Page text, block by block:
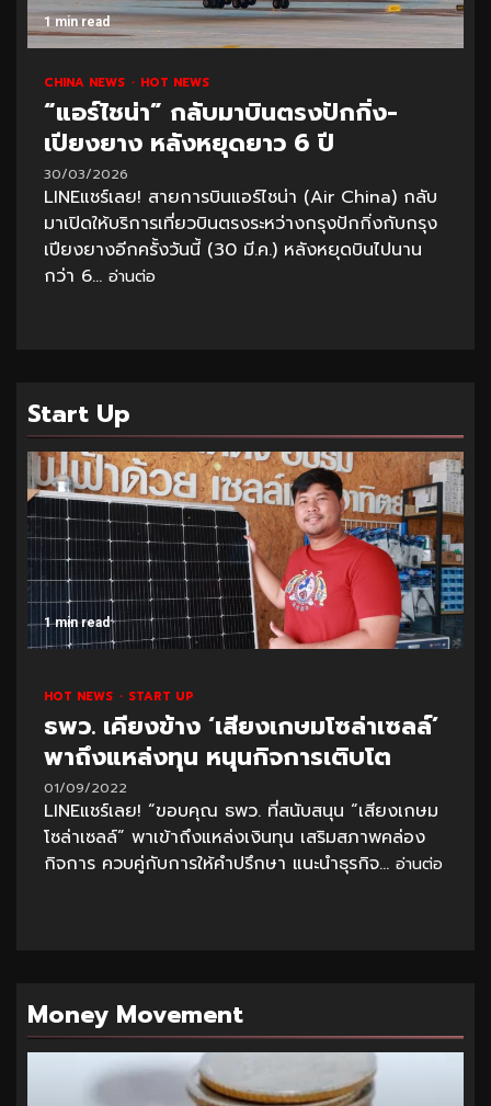
1 min read
CHINA NEWS HOT NEWS
“แอร์ไชน่า” กลับมาบินตรงปักกิ่ง-
เปียงยาง หลังหยุดยาว 6 ปี
30/03/2026
LINEแชร์เลย! สายการบินแอร์ไชน่า (Air China) กลับ
มาเปิดให้บริการเที่ยวบินตรงระหว่างกรุงปักกิ่งกับกรุง
เปียงยางอีกครั้งวันนี้ (30 มี.ค.) หลังหยุดบินไปนาน
กว่า 6... อ่านต่อ
Start Up
1 min read
HOT NEWS START UP
ธพว. เคียงข้าง ‘เสียงเกษมโซล่าเซลล์’
พาถึงแหล่งทุน หนุนกิจการเติบโต
01/09/2022
LINEแชร์เลย! “ขอบคุณ ธพว. ที่สนับสนุน “เสียงเกษม
โซล่าเซลล์” พาเข้าถึงแหล่งเงินทุน เสริมสภาพคล่อง
กิจการ ควบคู่กับการให้คำปรึกษา แนะนำธุรกิจ... อ่านต่อ
Money Movement